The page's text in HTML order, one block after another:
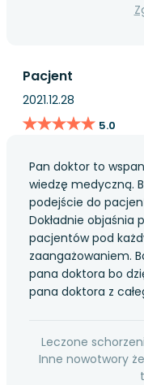
Pacjent
2021.12.28
★★★★★
★★★★★ 5.0
Pan doktor to
wiedzę medyczną.
podejście do
Dokładnie objaśnia
pacjentów pod
zaangażowaniem.
pana doktora bo
pana doktora z
Leczone
Inne nowotwory